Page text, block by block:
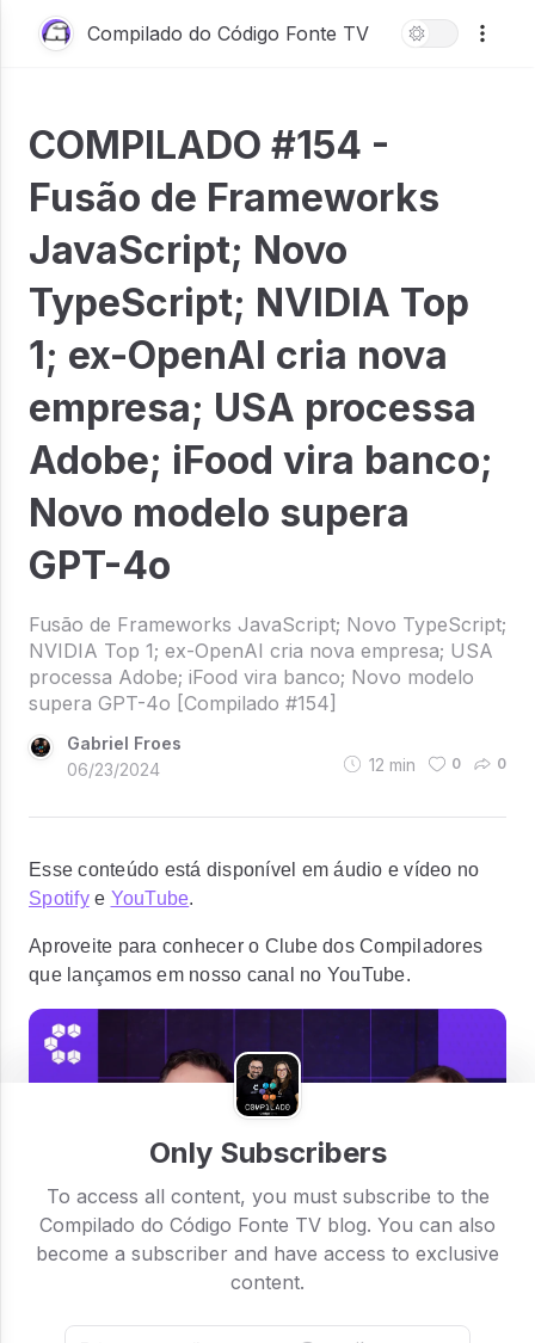
Compilado do Código Fonte TV
COMPILADO #154 -
Fusão de Frameworks
JavaScript; Novo
TypeScript; NVIDIA Top
1; ex-OpenAI cria nova
empresa; USA processa
Adobe; iFood vira banco;
Novo modelo supera
GPT-4o
Fusão de Frameworks JavaScript; Novo TypeScript;
NVIDIA Top 1; ex-OpenAI cria nova empresa; USA
processa Adobe; iFood vira banco; Novo modelo
supera GPT-4o [Compilado #154]
Gabriel Froes
06/23/2024
12 min 0 0
Esse conteúdo está disponível em áudio e vídeo no
Spotifye YouTube.
Aproveite para conhecer o Clube dos Compiladores
que lançamos em nosso canal no YouTube.
Only Subscribers
To access all content, you must subscribe to the
Compilado do Código Fonte TV blog. You can also
become a subscriber and have access to exclusive
content.